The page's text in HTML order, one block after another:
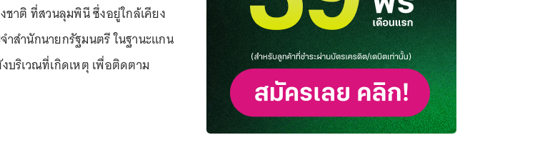
ชาติ ที่สวนลุมพินี ซึ่งอยู่ใกล้เคียง
สำนักนายกรัฐมนตรี ในฐานะแกน
บริเวณที่เกิดเหตุ เพื่อติดตาม